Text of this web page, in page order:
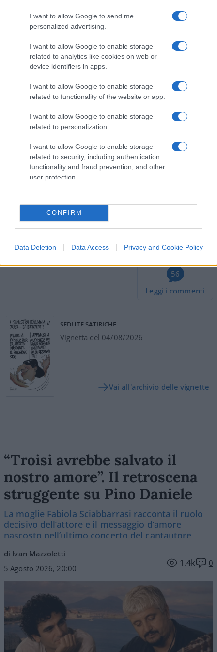
I want to allow Google to send me
personalized advertising.
I want to allow Google to enable storage
related to analytics like cookies on web or
device identifiers in apps.
I want to allow Google to enable storage
related to functionality of the website or app.
I want to allow Google to enable storage
related to personalization.
I want to allow Google to enable storage
related to security, including authentication
functionality and fraud prevention, and other
user protection.
CONFIRM
Data Deletion Data Access Privacy and Cookie Policy
discussione incentrata sulla regolamentazione si
passa alla regolamentazione vera e propria. Il
tutto avviene sempre a step: prima si discute della
possibilità di limitare la vendita di sigarette, poi la
si proibisce in certi spazi, fino ad arrivare
all’imposizione di un divieto univoco. La stessa
cosa rischia di accadere con gli alcolici. Una
domanda semplice, rivolta sia ai legislatori di
Dublino che a quelli di Bruxelles: possiamo fare
individuale, senza che lo Stato debba
necessariamente intervenire in ogni ambito della
vita del singolo? Ormai da tempo, la domanda
E il caso irlandese ne risulta essere l’ennesima
prova scritta.
#ALCOL #IRLANDA #VINO
56
Leggi i commenti
SEDUTE SATIRICHE
Vignetta del 04/08/2026
Vai all'archivio delle vignette
“Troisi avrebbe salvato il
nostro amore”. Il retroscena
struggente su Pino Daniele
La moglie Fabiola Sciabbarrasi racconta il ruolo
decisivo dell’attore e il messaggio d’amore
nascosto nell’ultimo concerto del cantautore
di Ivan Mazzoletti
5 Agosto 2026, 20:00
1.4k 0